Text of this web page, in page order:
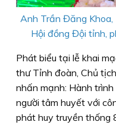
Anh Trần Đăng
Hội đồng Đội tỉnh,
Phát biểu tại lễ khai
thư Tỉnh đoàn, Chủ
nhấn mạnh: Hành
người tâm huyết với
phát huy truyền thống